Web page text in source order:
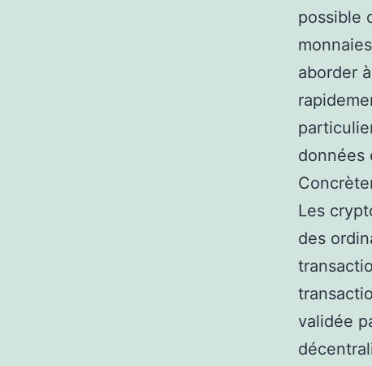
possible
aborder
données
Les
des
validée